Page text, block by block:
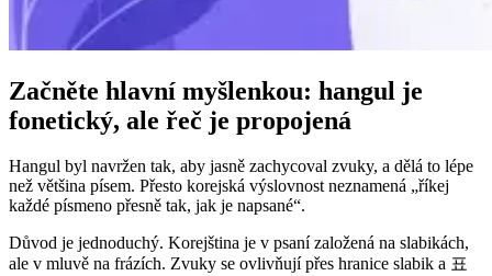
Začněte hlavní myšlenkou: hangul je
fonetický, ale řeč je propojená
Hangul byl navržen tak, aby jasně zachycoval zvuky, a dělá to lépe
než většina písem. Přesto korejská výslovnost neznamená „říkej
každé písmeno přesně tak, jak je napsané“.
Důvod je jednoduchý. Korejština je v psaní založená na slabikách,
ale v mluvě na frázích. Zvuky se ovlivňují přes hranice slabik a 표